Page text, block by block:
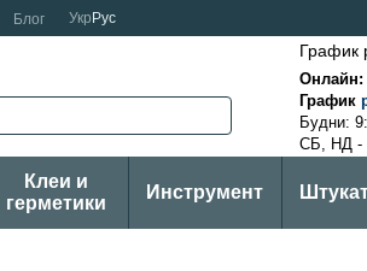
Блог Укр Рус
График
Онлайн:
График
Будни:
СБ, НД -
Клеи и
герметики
Инструмент